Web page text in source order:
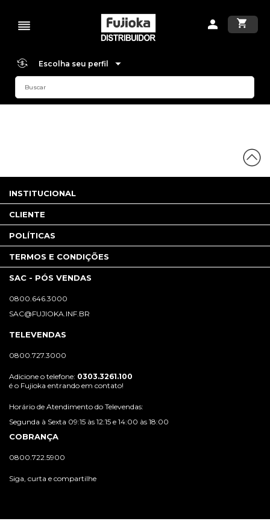
Escolha seu perfil
INSTITUCIONAL
CLIENTE
POLÍTICAS
TERMOS E CONDIÇÕES
SAC - PÓS VENDAS
0800.646.3000
SAC@FUJIOKA.INF.BR
TELEVENDAS
0800.727.3000
Adicione o telefone: 0303.3261.100
é o Fujioka entrando em contato!
Horário de Atendimento do Televendas:
Segunda à Sexta 09:15 às 12:15 e 14:00 às 18:00
COBRANÇA
0800.722.5900
Siga, curta e compartilhe